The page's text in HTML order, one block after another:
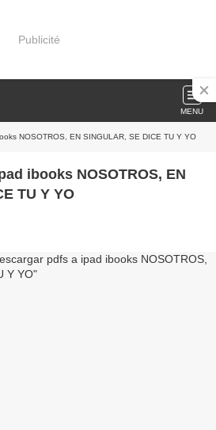
Publicité
MENU
NOSOTROS, EN SINGULAR, SE DICE TU Y YO
ibooks NOSOTROS, EN
TU Y YO